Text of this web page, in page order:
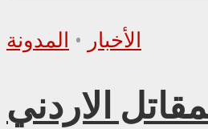
الأخبار • المدونة
الاردني